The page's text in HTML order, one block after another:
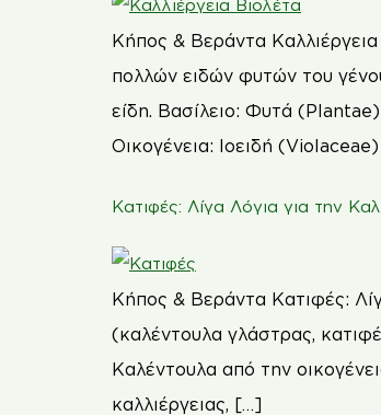
Κήπος & Βεράντα
πολλών ειδών φυτών του
είδη. Βασίλειο: Φυτά
Οικογένεια: Ιοειδή
Κατιφές: Λίγα Λόγια για την
Κήπος & Βεράντα Κατιφές:
(καλέντουλα γλάστρας,
Καλέντουλα από την
καλλιέργειας, […]